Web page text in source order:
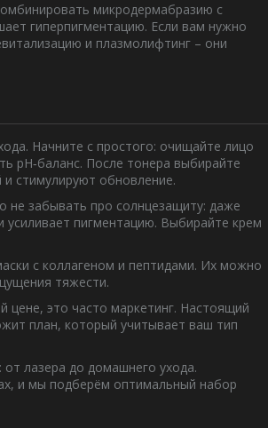
микродермабразию с
гиперпигментацию. Если вам нужно
и плазмолифтинг – они
Начните с простого: очищайте лицо
pH‑баланс. После тонера выбирайте
стимулируют обновление.
не забывать про солнцезащиту: даже
пигментацию. Выбирайте крем
с коллагеном и пептидами. Их можно
тяжести.
цене, это часто маркетинг. Настоящий
план, который учитывает ваш тип
лазера до домашнего ухода.
и мы подберём оптимальный набор